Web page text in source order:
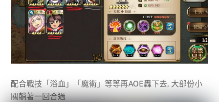
配合戰技「浴血」「魔術」等等再AOE轟下去, 大部份小
關躺著一回合過